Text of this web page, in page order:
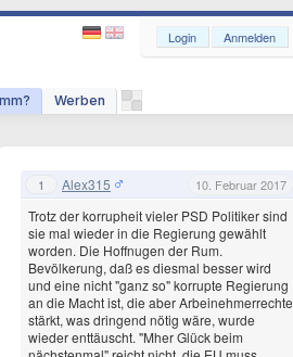
Werben
Login Anmelden
1 Alex315 10. Februar 2017
Trotz der korrupheit vieler PSD Politiker sind
sie mal wieder in die Regierung gewählt
worden. Die Hoffnugen der Rum.
Bevölkerung, daß es diesmal besser wird
und eine nicht "ganz so" korrupte Regierung
an die Macht ist, die aber Arbeinehmerrechte
stärkt, was dringend nötig wäre, wurde
wieder enttäuscht. "Mher Glück beim